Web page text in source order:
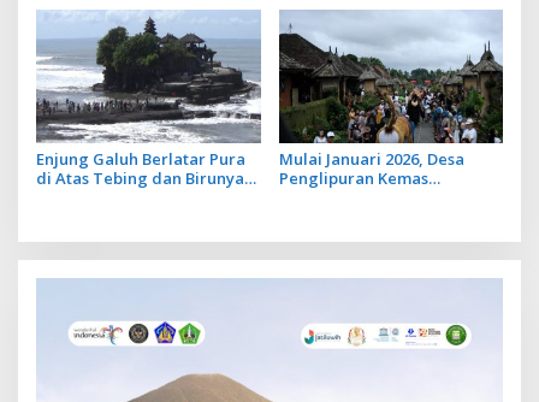
Enjung Galuh Berlatar Pura
di Atas Tebing dan Birunya
Mulai Januari 2026, Desa
Penglipuran Kemas